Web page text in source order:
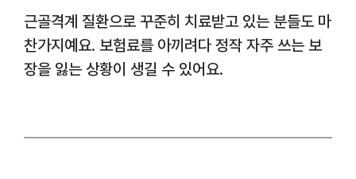
근골격계 질환으로 꾸준히 치료받고 있는 분들도 마
찬가지예요. 보험료를 아끼려다 정작 자주 쓰는 보
장을 잃는 상황이 생길 수 있어요.